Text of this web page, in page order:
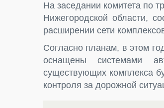
На заседании комитета по
Нижегородской области,
расширении сети
Согласно планам, в этом
оснащены системами
существующих комплекса
контроля за дорожной